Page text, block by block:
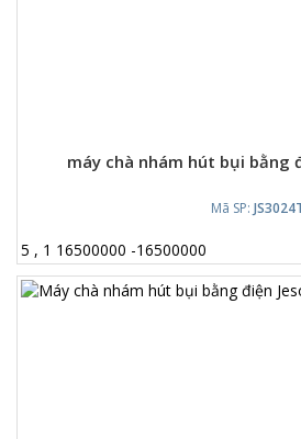
máy chà nhám hút bụi bằng
Mã SP:
5 , 1 16500000 -16500000